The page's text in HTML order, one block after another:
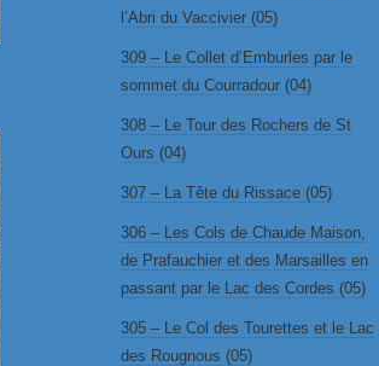
l’Abri du Vaccivier (05)
309 – Le Collet d’Emburles par le
sommet du Courradour (04)
308 – Le Tour des Rochers de St
Ours (04)
307 – La Tête du Rissace (05)
306 – Les Cols de Chaude Maison,
de Prafauchier et des Marsailles en
passant par le Lac des Cordes (05)
305 – Le Col des Tourettes et le Lac
des Rougnous (05)